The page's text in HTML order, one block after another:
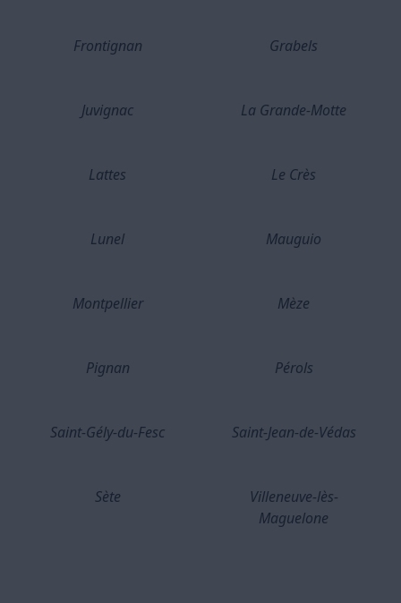
Frontignan Grabels
Juvignac La Grande-Motte
Lattes Le Crès
Lunel Mauguio
Montpellier Mèze
Pignan Pérols
Saint-Gély-du-Fesc Saint-Jean-de-Védas
Sète
Villeneuve-lès-
Maguelone